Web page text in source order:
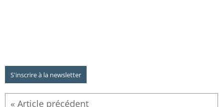
S'inscrire à la newsletter